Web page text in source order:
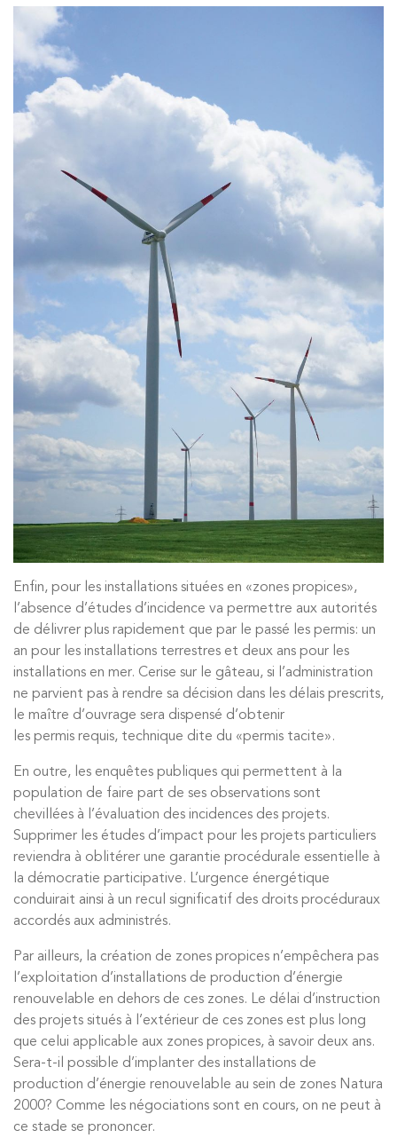
Enfin, pour les installations situées en «zones propices»,
l’absence d’études d’incidence va permettre aux autorités
de délivrer plus rapidement que par le passé les permis: un
an pour les installations terrestres et deux ans pour les
installations en mer. Cerise sur le gâteau, si l’administration
ne parvient pas à rendre sa décision dans les délais prescrits,
le maître d’ouvrage sera dispensé d’obtenir
les permis requis, technique dite du «permis tacite».
En outre, les enquêtes publiques qui permettent à la
population de faire part de ses observations sont
chevillées à l’évaluation des incidences des projets.
Supprimer les études d’impact pour les projets particuliers
reviendra à oblitérer une garantie procédurale essentielle à
la démocratie participative. L’urgence énergétique
conduirait ainsi à un recul significatif des droits procéduraux
accordés aux administrés.
Par ailleurs, la création de zones propices n’empêchera pas
l’exploitation d’installations de production d’énergie
renouvelable en dehors de ces zones. Le délai d’instruction
des projets situés à l’extérieur de ces zones est plus long
que celui applicable aux zones propices, à savoir deux ans.
Sera-t-il possible d’implanter des installations de
production d’énergie renouvelable au sein de zones Natura
2000? Comme les négociations sont en cours, on ne peut à
ce stade se prononcer.